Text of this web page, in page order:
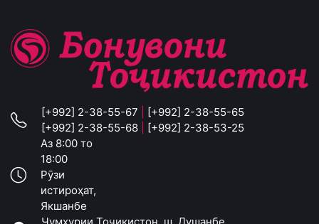
[+992] 2-38-55-67
[+992] 2-38-55-65
[+992] 2-38-55-68
[+992] 2-38-53-25
Аз 8:00 то
18:00
Рӯзи
истироҳат,
Якшанбе